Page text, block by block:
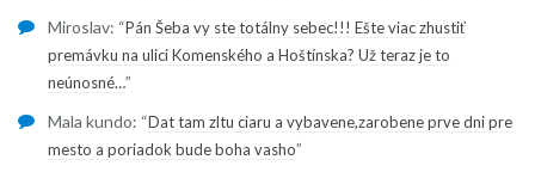
Miroslav: “Pán Šeba vy ste totálny sebec!!! Ešte viac zhustiť
premávku na ulici Komenského a Hoštínska? Už teraz je to
neúnosné…”
Mala kundo: “Dat tam zltu ciaru a vybavene,zarobene prve dni pre
mesto a poriadok bude boha vasho”